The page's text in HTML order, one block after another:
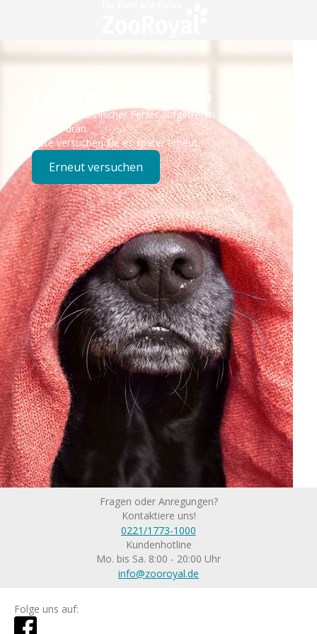
Technisches Problem
Es ist ein technischer Fehler aufgetreten – wir sind
bereits dran.
Bitte versuchen Sie es später erneut.
Erneut versuchen
Fragen oder Anregungen?
Kontaktiere uns!
0221/1773-1000
Kundenhotline
Mo. bis Sa. 8:00 - 20:00 Uhr
info@zooroyal.de
Folge uns auf: